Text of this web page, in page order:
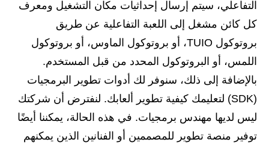
التفاعلي، سيتم إرسال إحداثيات مكان التشغيل ومعرف
كل كائن مشغل إلى اللعبة التفاعلية عن طريق
بروتوكول TUIO، ​​أو بروتوكول الماوس، أو بروتوكول
اللمس، أو البروتوكول المحدد من قبل المستخدم.
بالإضافة إلى ذلك، سنوفر لك أدوات تطوير البرمجيات
(SDK) لتعليمك كيفية تطوير ألعابك. لنفترض أن شركتك
ليس لديها مهندس برمجيات. في هذه الحالة، يمكننا أيضًا
توفير منصة تطوير للمصممين أو الفنانين الذين يمكنهم